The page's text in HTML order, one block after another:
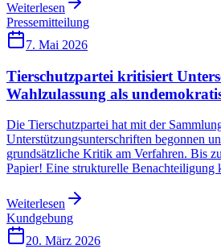
Weiterlesen
Pressemitteilung
7. Mai 2026
Tierschutzpartei kritisiert
Wahlzulassung als
Die Tierschutzpartei hat mit der
Unterstützungsunterschriften begonnen
grundsätzliche Kritik am Verfahren. Bis
Papier! Eine strukturelle Benachteiligung
Weiterlesen
Kundgebung
20. März 2026